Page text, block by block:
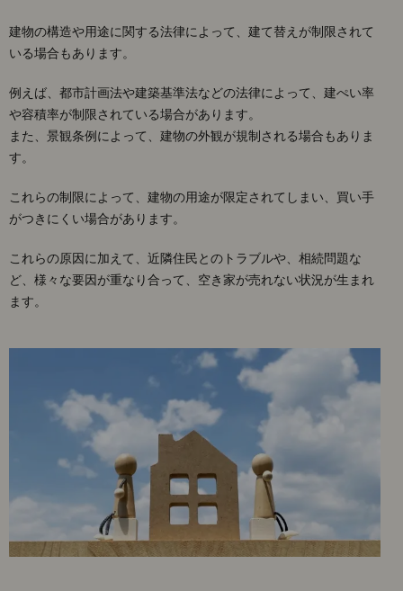
建物の構造や用途に関する法律によって、建て替えが制限されて
いる場合もあります。
例えば、都市計画法や建築基準法などの法律によって、建ぺい率
や容積率が制限されている場合があります。
また、景観条例によって、建物の外観が規制される場合もありま
す。
これらの制限によって、建物の用途が限定されてしまい、買い手
がつきにくい場合があります。
これらの原因に加えて、近隣住民とのトラブルや、相続問題な
ど、様々な要因が重なり合って、空き家が売れない状況が生まれ
ます。